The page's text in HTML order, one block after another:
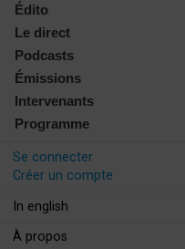
Édito
Le direct
Podcasts
Émissions
Intervenants
Programme
Se connecter
Créer un compte
In english
À propos